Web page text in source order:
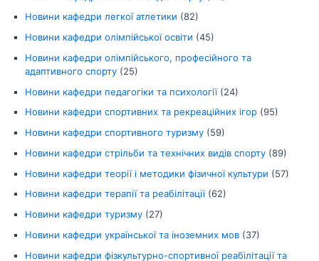
Новини кафедри легкої атлетики (82)
Новини кафедри олімпійської освіти (45)
Новини кафедри олімпійського, професійного та
адаптивного спорту (25)
Новини кафедри педагогіки та психології(24)
Новини кафедри спортивних та рекреаційних ігор (95)
Новини кафедри спортивного туризму (59)
Новини кафедри стрільби та технічних видів спорту (89)
Новини кафедри теорії і методики фізичної культури (57)
Новини кафедри терапії та реабілітації(62)
Новини кафедри туризму (27)
Новини кафедри української та іноземних мов (37)
Новини кафедри фізкультурно-спортивної реабілітації та